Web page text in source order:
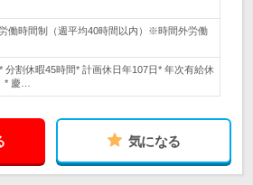
働時間制（週平均40時間以内）※時間外労働
分割休暇45時間* 計画休日年107日* 年次有給休
* 慶…
気になる